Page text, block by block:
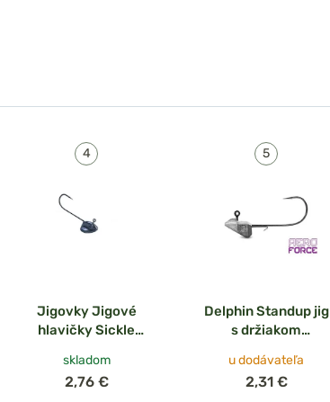
Jigovky Jigové
hlavičky Sickle
skladom
2,76 €
Delphin Standup jig
s držiakom
u dodávateľa
2,31 €